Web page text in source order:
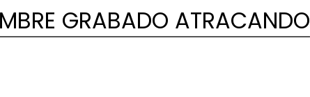
GRABADO ATRACANDO